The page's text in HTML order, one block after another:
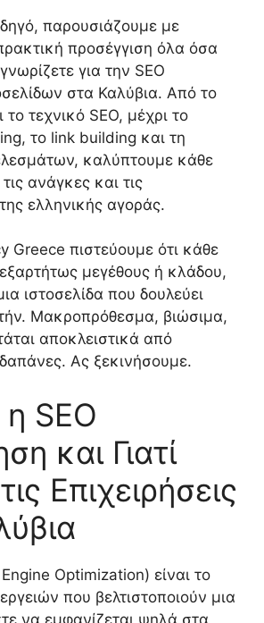
παρουσιάζουμε με
προσέγγιση όλα όσα
για την SEO
στα Καλύβια. Από το
το τεχνικό SEO, μέχρι το
το link building και τη
καλύπτουμε κάθε
ανάγκες και τις
της ελληνικής αγοράς.
Greece πιστεύουμε ότι κάθε
μεγέθους ή κλάδου,
ιστοσελίδα που δουλεύει
Μακροπρόθεσμα, βιώσιμα,
αποκλειστικά από
Ας ξεκινήσουμε.
η SEO
και Γιατί
Επιχειρήσεις
Optimization) είναι το
που βελτιστοποιούν μια
να εμφανίζεται ψηλά στα